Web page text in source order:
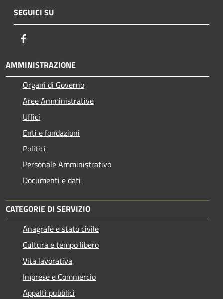
SEGUICI SU
AMMINISTRAZIONE
Organi di Governo
Aree Amministrative
Uffici
Enti e fondazioni
Politici
Personale Amministrativo
Documenti e dati
CATEGORIE DI SERVIZIO
Anagrafe e stato civile
Cultura e tempo libero
Vita lavorativa
Imprese e Commercio
Appalti pubblici